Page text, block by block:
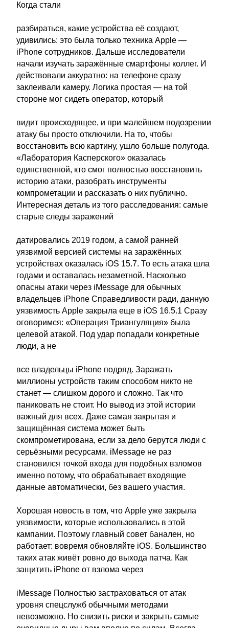
Когда стали
разбираться, какие устройства её создают,
удивились: это была только техника Apple —
iPhone сотрудников. Дальше исследователи
начали изучать заражённые смартфоны коллег. И
действовали аккуратно: на телефоне сразу
заклеивали камеру. Логика простая — на той
стороне мог сидеть оператор, который
видит происходящее, и при малейшем подозрении
атаку бы просто отключили. На то, чтобы
восстановить всю картину, ушло больше полугода.
«Лаборатория Касперского» оказалась
единственной, кто смог полностью восстановить
историю атаки, разобрать инструменты
компрометации и рассказать о них публично.
Интересная деталь из того расследования: самые
старые следы заражений
датировались 2019 годом, а самой ранней
уязвимой версией системы на заражённых
устройствах оказалась iOS 15.7. То есть атака шла
годами и оставалась незаметной. Насколько
опасны атаки через iMessage для обычных
владельцев iPhone Справедливости ради, данную
уязвимость Apple закрыла еще в iOS 16.5.1 Сразу
оговоримся: «Операция Триангуляция» была
целевой атакой. Под удар попадали конкретные
люди, а не
все владельцы iPhone подряд. Заражать
миллионы устройств таким способом никто не
станет — слишком дорого и сложно. Так что
паниковать не стоит. Но вывод из этой истории
важный для всех. Даже самая закрытая и
защищённая система может быть
скомпрометирована, если за дело берутся люди с
серьёзными ресурсами. iMessage не раз
становился точкой входа для подобных взломов
именно потому, что обрабатывает входящие
данные автоматически, без вашего участия.
Хорошая новость в том, что Apple уже закрыла
уязвимости, которые использовались в этой
кампании. Поэтому главный совет банален, но
работает: вовремя обновляйте iOS. Большинство
таких атак живёт ровно до выхода патча. Как
защитить iPhone от взлома через
iMessage Полностью застраховаться от атак
уровня спецслужб обычными методами
невозможно. Но снизить риски и закрыть самые